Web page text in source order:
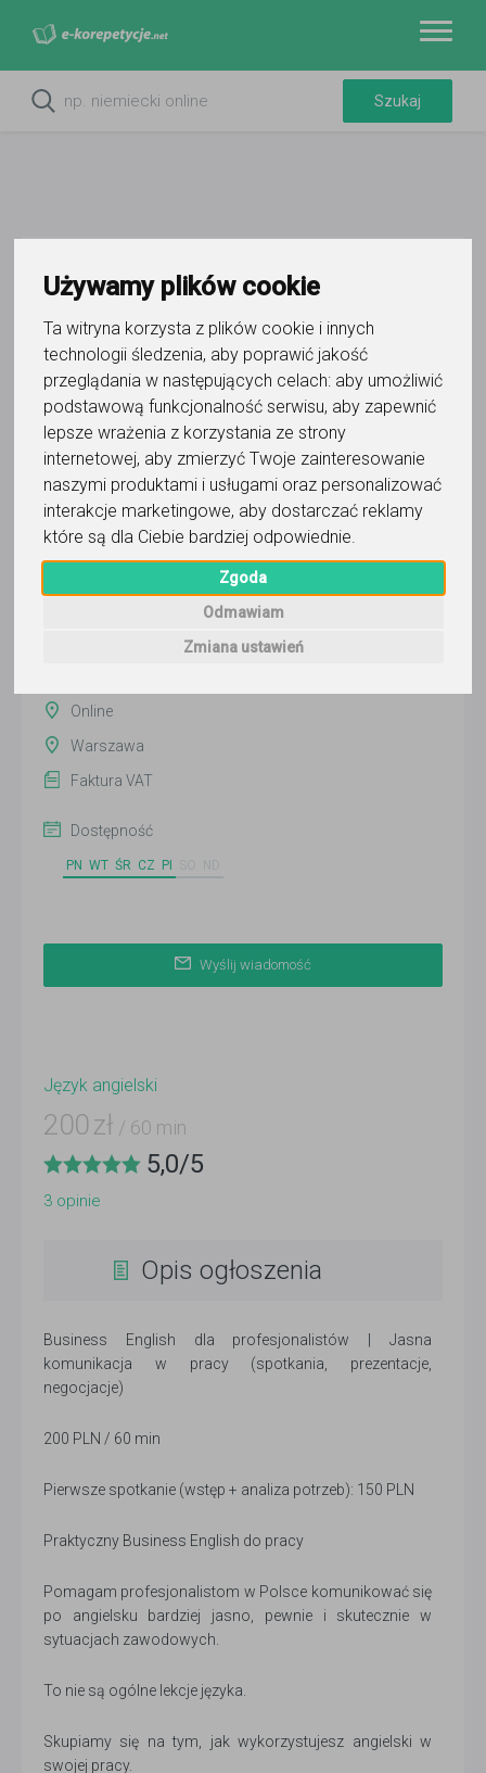
Używamy plików cookie
Ta witryna korzysta z plików cookie i innych
technologii śledzenia, aby poprawić jakość
przeglądania w następujących celach: aby umożliwić
podstawową funkcjonalność serwisu, aby zapewnić
lepsze wrażenia z korzystania ze strony
internetowej, aby zmierzyć Twoje zainteresowanie
naszymi produktami i usługami oraz personalizować
interakcje marketingowe, aby dostarczać reklamy
które są dla Ciebie bardziej odpowiednie.
Zgoda
Odmawiam
Zmiana ustawień
Oznacz wystąpienie kontaktu
InterLanguage Lab - Timothy
O'Flaherty
Wyślij wiadomość
Ostatnia aktywność:
Online
Warszawa
Faktura VAT
Dostępność
PN WT ŚR CZ PI
Wyślij wiadomość
Język angielski
200 zł / 60 min
5,0/5
3 opinie
Opis ogłoszenia
Business English dla profesjonalistów | Jasna
komunikacja w pracy (spotkania, prezentacje,
negocjacje)
200 PLN / 60 min
Pierwsze spotkanie (wstęp + analiza potrzeb): 150 PLN
Praktyczny Business English do pracy
Pomagam profesjonalistom w Polsce komunikować się
po angielsku bardziej jasno, pewnie i skutecznie w
sytuacjach zawodowych.
To nie są ogólne lekcje języka.
Skupiamy się na tym, jak wykorzystujesz angielski w
swojej pracy.